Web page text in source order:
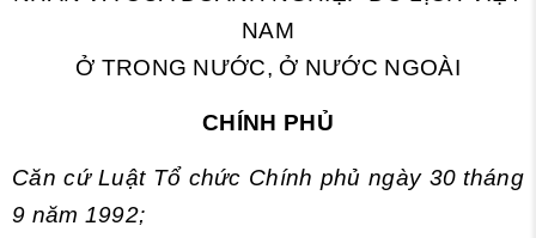
NAM
Ở TRONG NƯỚC, Ở NƯỚC NGOÀI
CHÍNH PHỦ
Căn cứ Luật Tổ chức Chính phủ ngày 30 tháng
9 năm 1992;